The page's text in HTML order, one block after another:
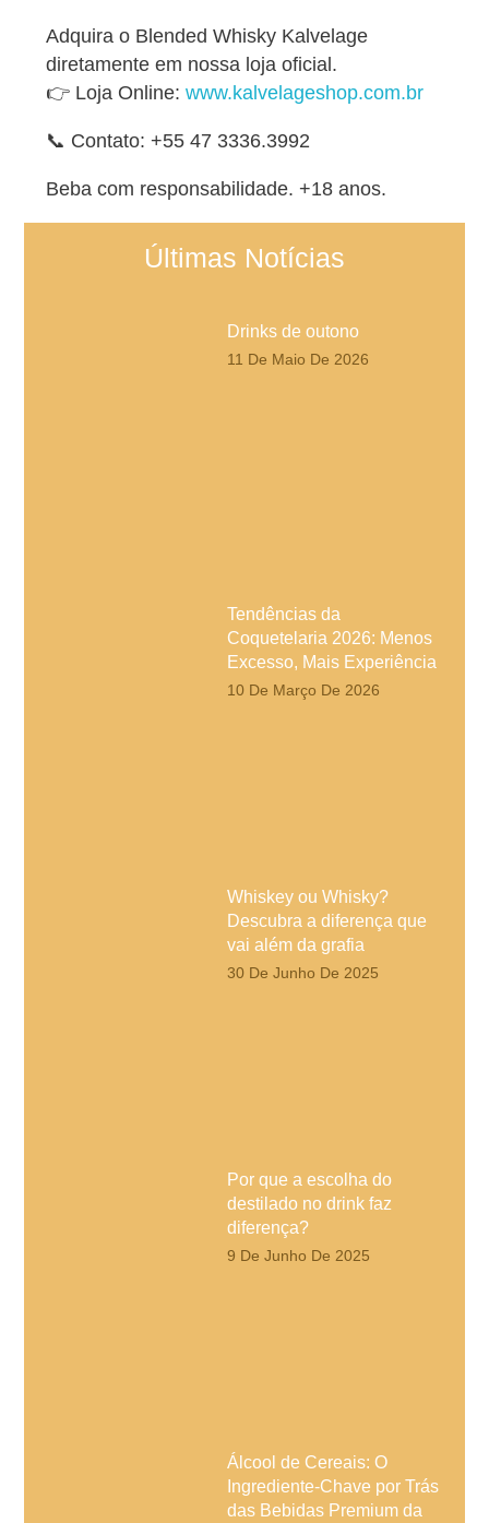
Adquira o Blended Whisky Kalvelage
diretamente em nossa loja oficial.
👉 Loja Online:www.kalvelageshop.com.br
📞 Contato: +55 47 3336.3992
Beba com responsabilidade. +18 anos.
Últimas Notícias
Drinks de outono
11 De Maio De 2026
Tendências da
Coquetelaria 2026: Menos
Excesso, Mais Experiência
10 De Março De 2026
Whiskey ou Whisky?
Descubra a diferença que
vai além da grafia
30 De Junho De 2025
Por que a escolha do
destilado no drink faz
diferença?
9 De Junho De 2025
Álcool de Cereais: O
Ingrediente-Chave por Trás
das Bebidas Premium da